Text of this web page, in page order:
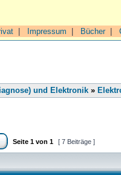
Impressum Bücher|
und Elektronik »
Seite 1 von 1 [ 7 Beiträge ]